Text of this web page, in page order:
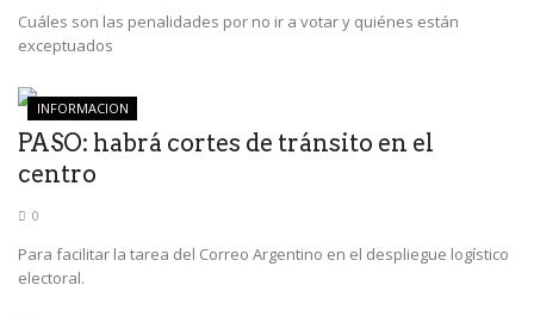
Cuáles son las penalidades por no ir a votar y quiénes están
exceptuados
INFORMACION
PASO: habrá cortes de tránsito en el
centro
0
Para facilitar la tarea del Correo Argentino en el despliegue logístico
electoral.